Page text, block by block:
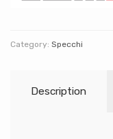
Category: Specchi
Description